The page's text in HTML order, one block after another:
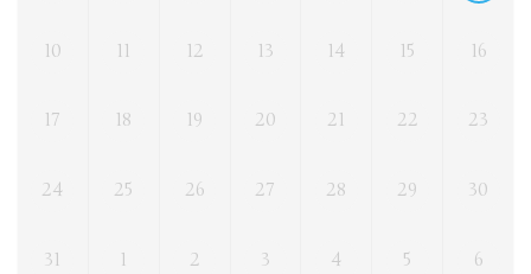
10 11 12 13 14 15 16
17 18 19 20 21 22 23
24 25 26 27 28 29 30
31 1 2 3 4 5 6